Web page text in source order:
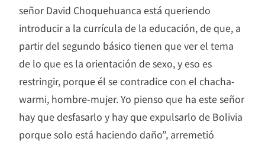
señor David Choquehuanca está queriendo
introducir a la currícula de la educación, de que, a
partir del segundo básico tienen que ver el tema
de lo que es la orientación de sexo, y eso es
restringir, porque él se contradice con el chacha-
warmi, hombre-mujer. Yo pienso que ha este señor
hay que desfasarlo y hay que expulsarlo de Bolivia
porque solo está haciendo daño”, arremetió